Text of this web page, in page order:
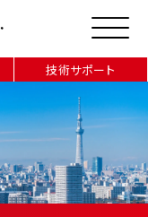
技術サポート